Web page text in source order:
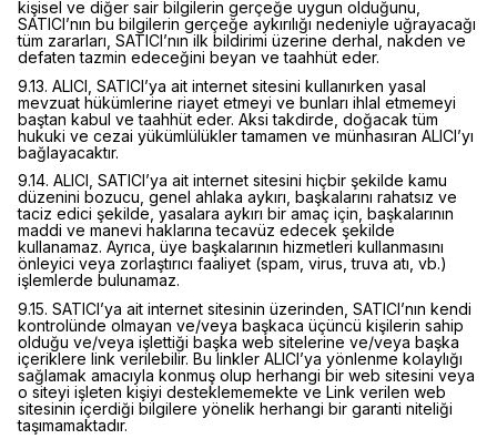
kişisel ve diğer sair bilgilerin gerçeğe uygun olduğunu,
SATICI’nın bu bilgilerin gerçeğe aykırılığı nedeniyle uğrayacağı
tüm zararları, SATICI’nın ilk bildirimi üzerine derhal, nakden ve
defaten tazmin edeceğini beyan ve taahhüt eder.
9.13. ALICI, SATICI’ya ait internet sitesini kullanırken yasal
mevzuat hükümlerine riayet etmeyi ve bunları ihlal etmemeyi
baştan kabul ve taahhüt eder. Aksi takdirde, doğacak tüm
hukuki ve cezai yükümlülükler tamamen ve münhasıran ALICI’yı
bağlayacaktır.
9.14. ALICI, SATICI’ya ait internet sitesini hiçbir şekilde kamu
düzenini bozucu, genel ahlaka aykırı, başkalarını rahatsız ve
taciz edici şekilde, yasalara aykırı bir amaç için, başkalarının
maddi ve manevi haklarına tecavüz edecek şekilde
kullanamaz. Ayrıca, üye başkalarının hizmetleri kullanmasını
önleyici veya zorlaştırıcı faaliyet (spam, virus, truva atı, vb.)
işlemlerde bulunamaz.
9.15. SATICI’ya ait internet sitesinin üzerinden, SATICI’nın kendi
kontrolünde olmayan ve/veya başkaca üçüncü kişilerin sahip
olduğu ve/veya işlettiği başka web sitelerine ve/veya başka
içeriklere link verilebilir. Bu linkler ALICI’ya yönlenme kolaylığı
sağlamak amacıyla konmuş olup herhangi bir web sitesini veya
o siteyi işleten kişiyi desteklememekte ve Link verilen web
sitesinin içerdiği bilgilere yönelik herhangi bir garanti niteliği
taşımamaktadır.